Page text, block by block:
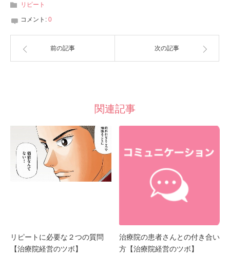
リピート
コメント: 0
前の記事 次の記事
関連記事
リピートに必要な２つの質問
【治療院経営のツボ】
治療院の患者さんとの付き合い
方【治療院経営のツボ】